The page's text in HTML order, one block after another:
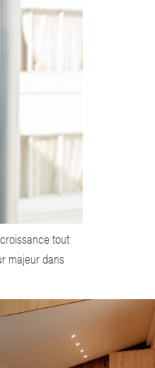
tout
majeur dans